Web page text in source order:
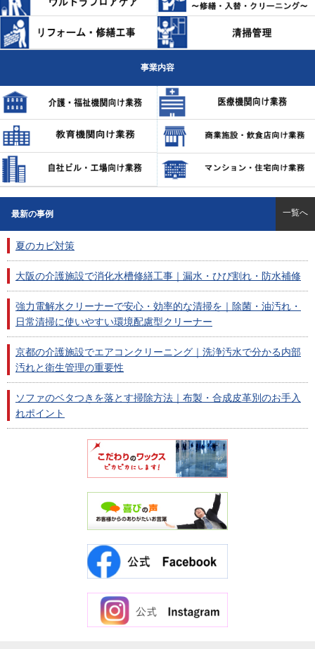
事業内容
最新の事例 一覧へ
夏のカビ対策
大阪の介護施設で消化水槽修繕工事｜漏水・ひび割れ・防水補修
強力電解水クリーナーで安心・効率的な清掃を｜除菌・油汚れ・
日常清掃に使いやすい環境配慮型クリーナー
京都の介護施設でエアコンクリーニング｜洗浄汚水で分かる内部
汚れと衛生管理の重要性
ソファのベタつきを落とす掃除方法｜布製・合成皮革別のお手入
れポイント